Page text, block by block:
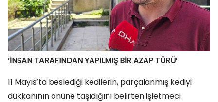
‘İNSAN TARAFINDAN YAPILMIŞ BİR AZAP TÜRÜ’
11 Mayıs’ta beslediği kedilerin, parçalanmış kediyi
dükkanının önüne taşıdığını belirten işletmeci